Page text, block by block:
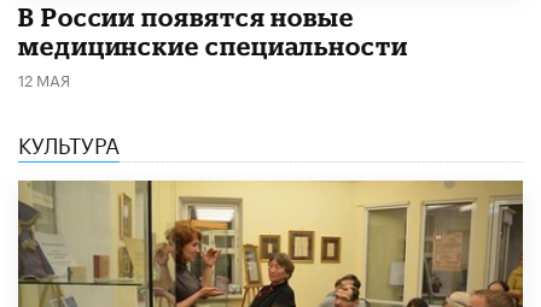
В России появятся новые
медицинские специальности
12 МАЯ
КУЛЬТУРА